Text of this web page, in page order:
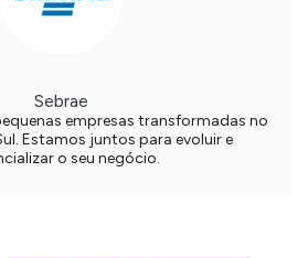
Sebrae
empresas transformadas no
Estamos juntos para evoluir e
o seu negócio.